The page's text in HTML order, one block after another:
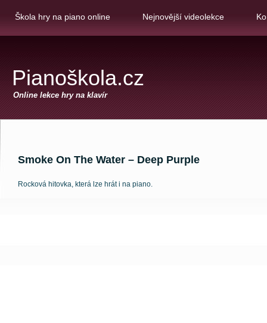
Škola hry na piano online Nejnovější videolekce
Pianoškola.cz
Online lekce hry na klavír
Smoke On The Water – Deep Purple
Rocková hitovka, která lze hrát i na piano.